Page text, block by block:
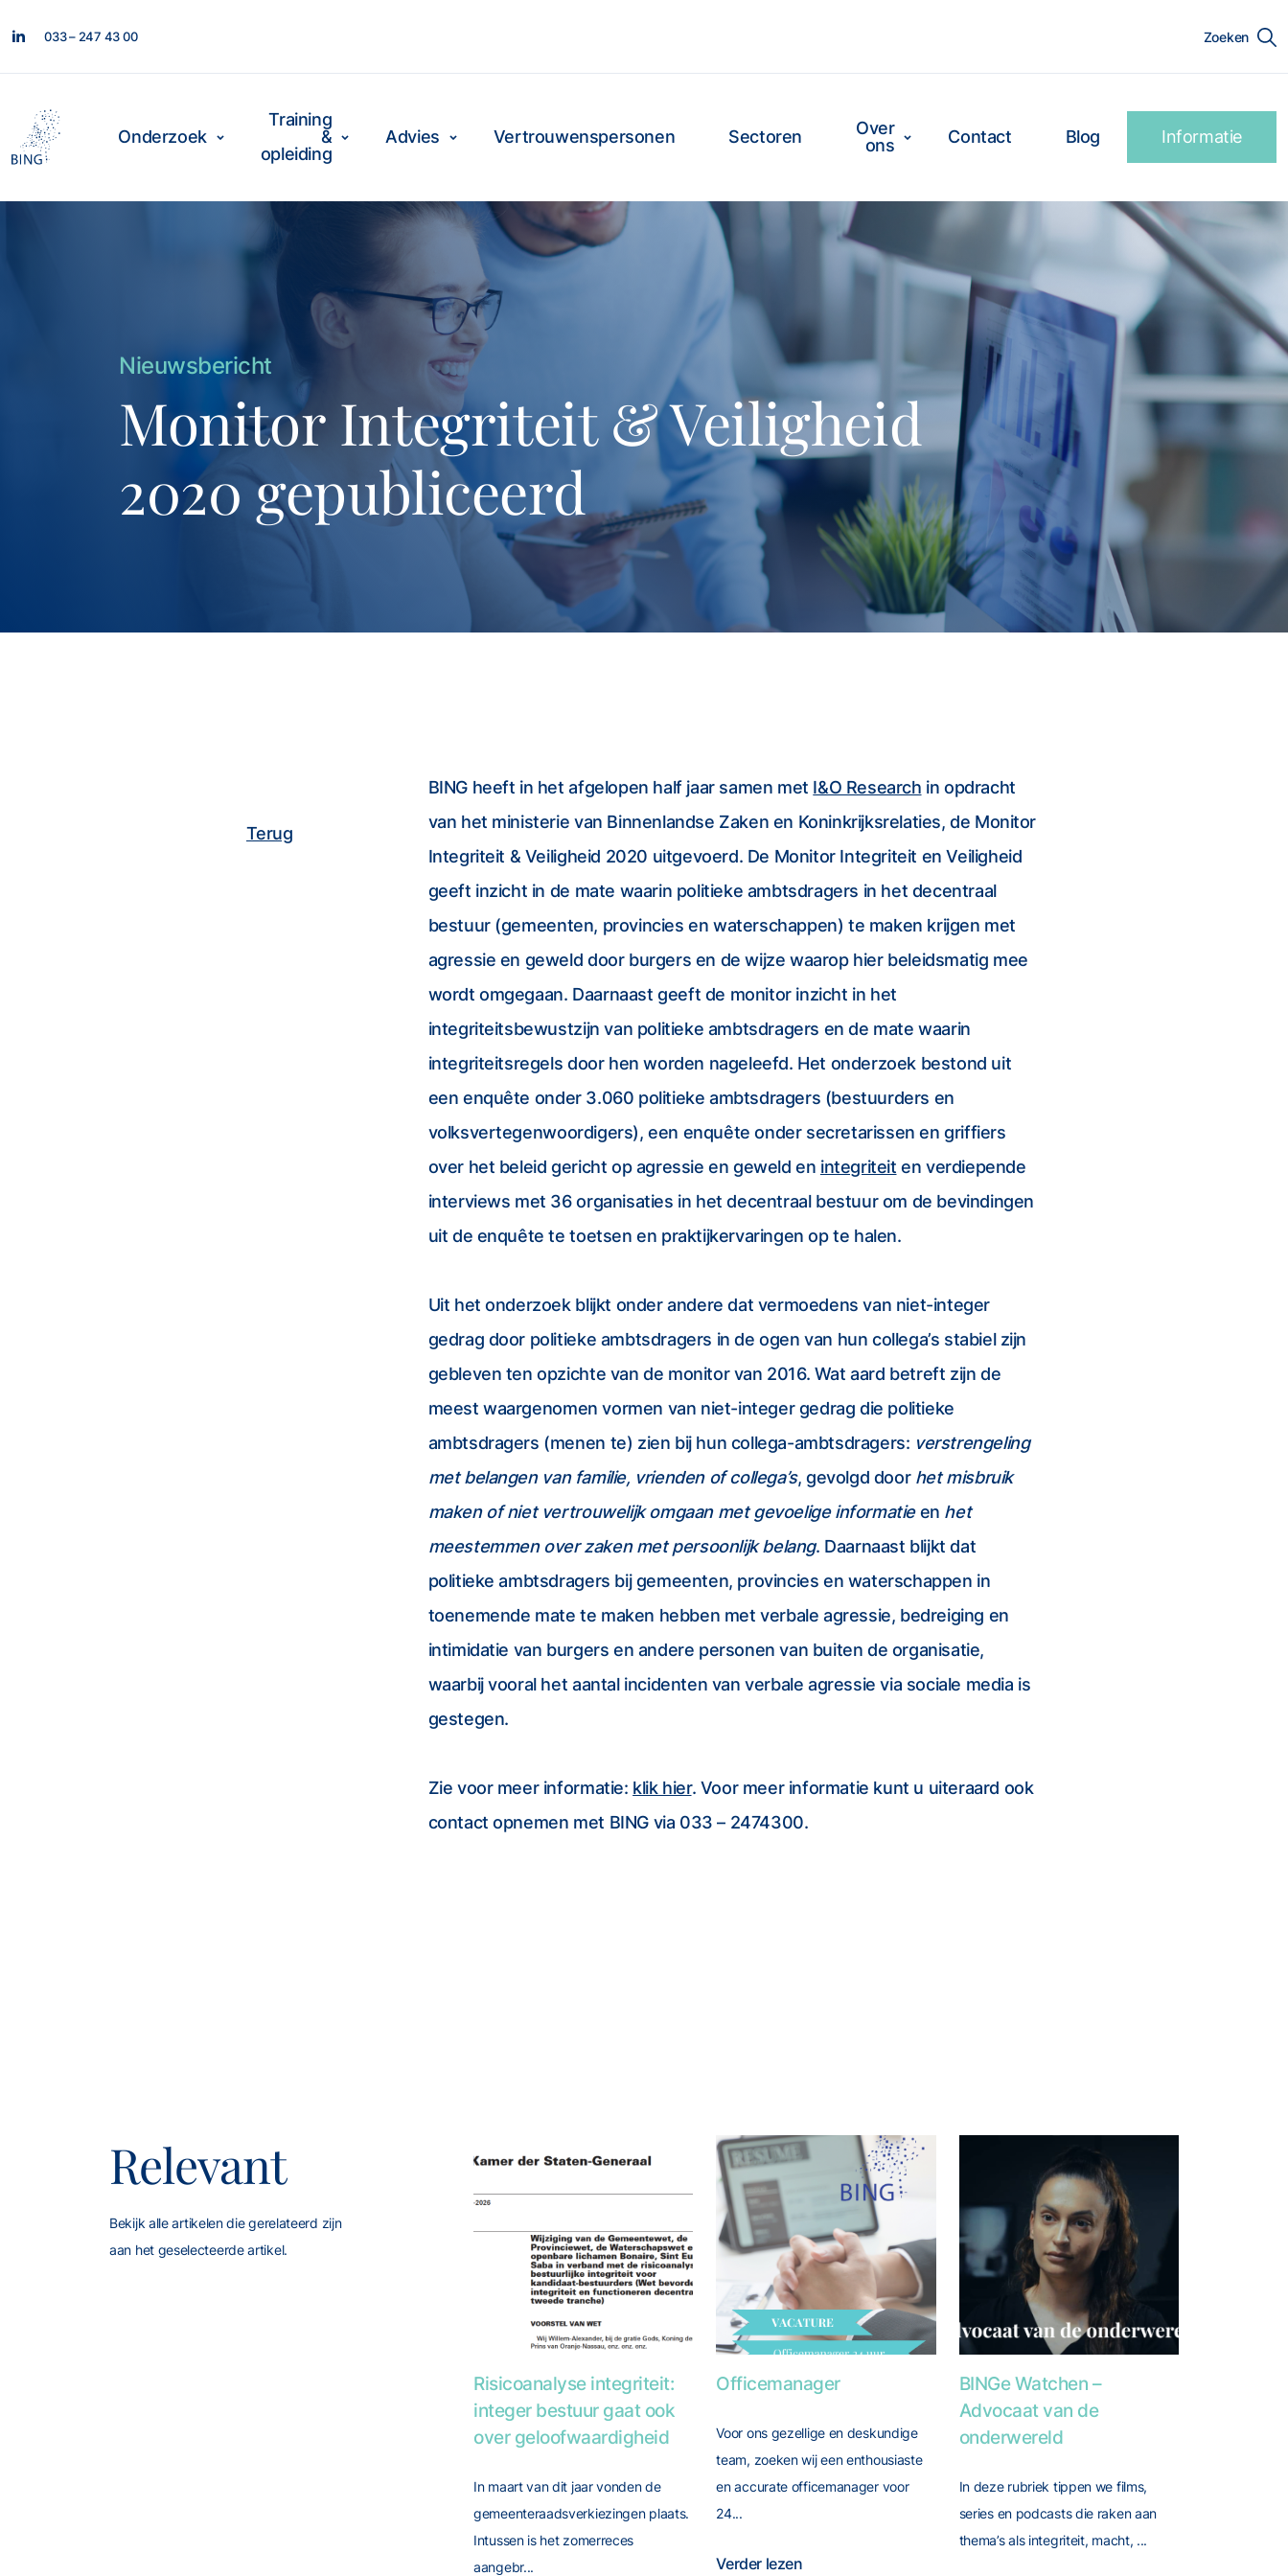
033 – 247 43 00 Zoeken
Onderzoek
Training
&
opleiding
Advies Vertrouwenspersonen Sectoren
Over
ons
Contact Blog Informatie
Nieuwsbericht
Monitor Integriteit & Veiligheid
2020 gepubliceerd
Terug
BING heeft in het afgelopen half jaar samen met I&O Research in opdracht
van het ministerie van Binnenlandse Zaken en Koninkrijksrelaties, de Monitor
Integriteit & Veiligheid 2020 uitgevoerd. De Monitor Integriteit en Veiligheid
geeft inzicht in de mate waarin politieke ambtsdragers in het decentraal
bestuur (gemeenten, provincies en waterschappen) te maken krijgen met
agressie en geweld door burgers en de wijze waarop hier beleidsmatig mee
wordt omgegaan. Daarnaast geeft de monitor inzicht in het
integriteitsbewustzijn van politieke ambtsdragers en de mate waarin
integriteitsregels door hen worden nageleefd. Het onderzoek bestond uit
een enquête onder 3.060 politieke ambtsdragers (bestuurders en
volksvertegenwoordigers), een enquête onder secretarissen en griffiers
over het beleid gericht op agressie en geweld en integriteit en verdiepende
interviews met 36 organisaties in het decentraal bestuur om de bevindingen
uit de enquête te toetsen en praktijkervaringen op te halen.
Uit het onderzoek blijkt onder andere dat vermoedens van niet-integer
gedrag door politieke ambtsdragers in de ogen van hun collega’s stabiel zijn
gebleven ten opzichte van de monitor van 2016. Wat aard betreft zijn de
meest waargenomen vormen van niet-integer gedrag die politieke
ambtsdragers (menen te) zien bij hun collega-ambtsdragers: verstrengeling
met belangen van familie, vrienden of collega’s, gevolgd door het misbruik
maken of niet vertrouwelijk omgaan met gevoelige informatieen het
meestemmen over zaken met persoonlijk belang. Daarnaast blijkt dat
politieke ambtsdragers bij gemeenten, provincies en waterschappen in
toenemende mate te maken hebben met verbale agressie, bedreiging en
intimidatie van burgers en andere personen van buiten de organisatie,
waarbij vooral het aantal incidenten van verbale agressie via sociale media is
gestegen.
Zie voor meer informatie: klik hier. Voor meer informatie kunt u uiteraard ook
contact opnemen met BING via 033 – 2474300.
Relevant
Bekijk alle artikelen die gerelateerd zijn
aan het geselecteerde artikel.
Risicoanalyse integriteit:
integer bestuur gaat ook
over geloofwaardigheid
In maart van dit jaar vonden de
gemeenteraadsverkiezingen plaats.
Intussen is het zomerreces
aangebr...
Officemanager
Voor ons gezellige en deskundige
team, zoeken wij een enthousiaste
en accurate officemanager voor
24...
Verder lezen
BINGe Watchen –
Advocaat van de
onderwereld
In deze rubriek tippen we films,
series en podcasts die raken aan
thema’s als integriteit, macht, ...